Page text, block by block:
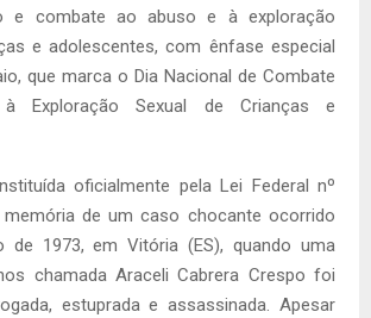
e combate ao abuso e à exploração
e adolescentes, com ênfase especial
que marca o Dia Nacional de Combate
Exploração Sexual de Crianças e
oficialmente pela Lei Federal nº
memória de um caso chocante ocorrido
de 1973, em Vitória (ES), quando uma
chamada Araceli Cabrera Crespo foi
estuprada e assassinada. Apesar